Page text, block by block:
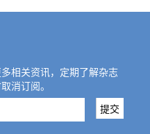
相关资讯，定期了解杂志
消订阅。
提交